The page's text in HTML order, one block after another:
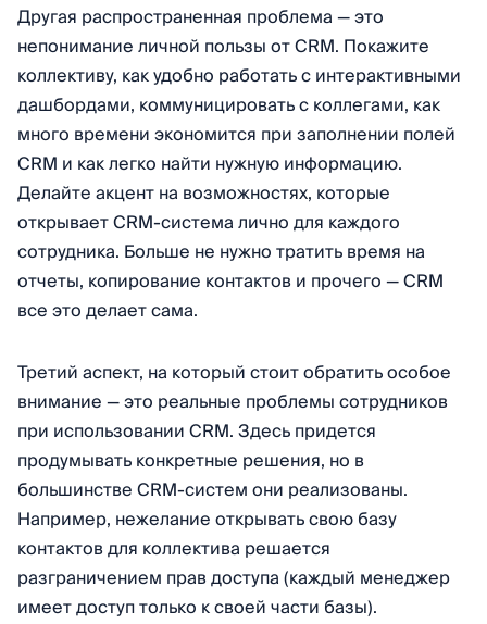
Другая распространенная проблема — это
непонимание личной пользы от CRM. Покажите
коллективу, как удобно работать с интерактивными
дашбордами, коммуницировать с коллегами, как
много времени экономится при заполнении полей
CRM и как легко найти нужную информацию.
Делайте акцент на возможностях, которые
открывает CRM-система лично для каждого
сотрудника. Больше не нужно тратить время на
отчеты, копирование контактов и прочего — CRM
все это делает сама.
Третий аспект, на который стоит обратить особое
внимание — это реальные проблемы сотрудников
при использовании CRM. Здесь придется
продумывать конкретные решения, но в
большинстве CRM-систем они реализованы.
Например, нежелание открывать свою базу
контактов для коллектива решается
разграничением прав доступа (каждый менеджер
имеет доступ только к своей части базы).